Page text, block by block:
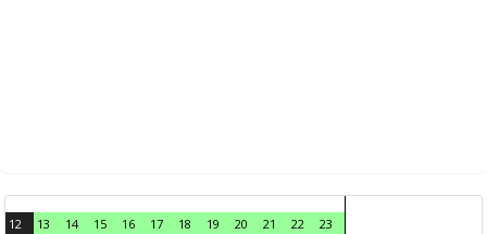
12 13 14 15 16 17 18 19 20 21 22
23